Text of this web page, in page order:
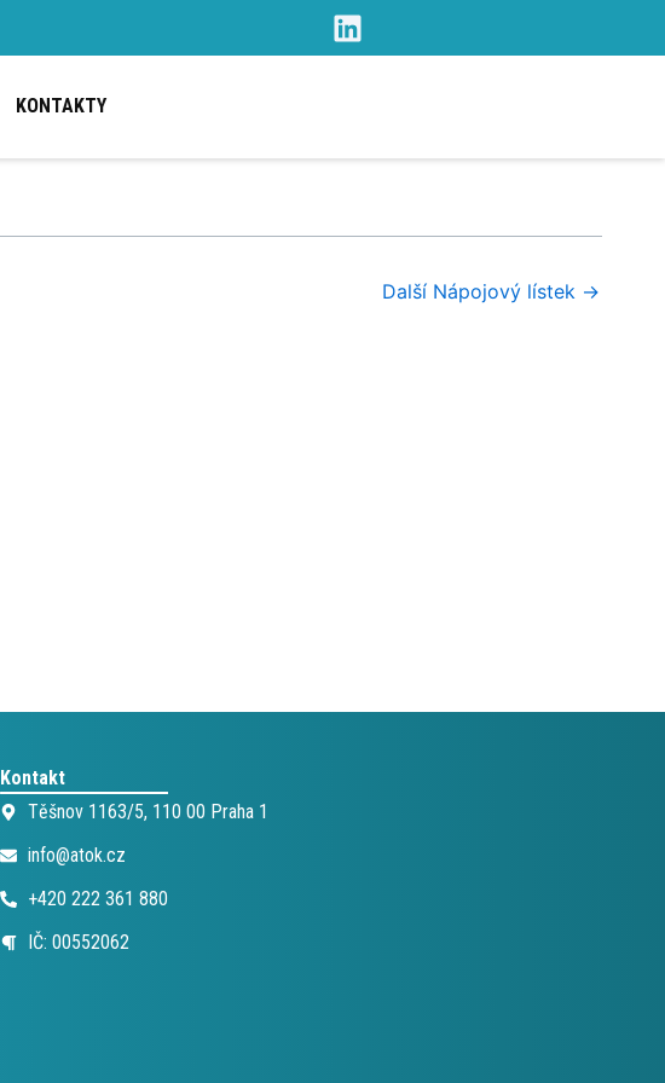
KONTAKTY
Další Nápojový lístek →
Kontakt
Těšnov 1163/5, 110 00 Praha 1
info@atok.cz
+420 222 361 880
IČ: 00552062